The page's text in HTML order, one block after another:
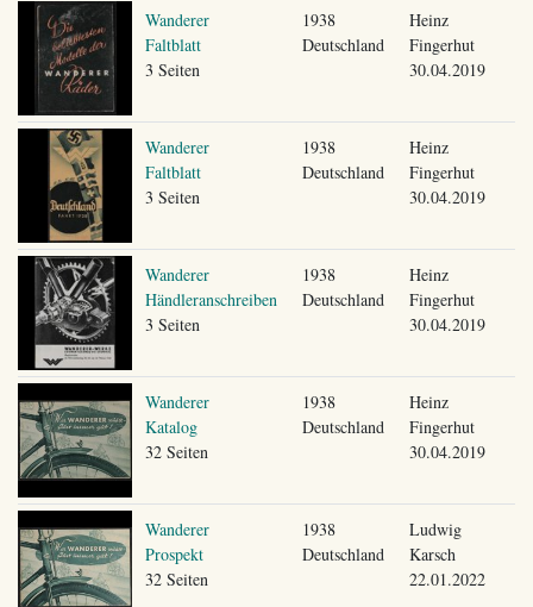
Wanderer
Faltblatt
3 Seiten
1938
Deutschland
Heinz
Fingerhut
30.04.2019
Wanderer
Faltblatt
3 Seiten
1938
Deutschland
Heinz
Fingerhut
30.04.2019
Wanderer
Händleranschreiben
3 Seiten
1938
Deutschland
Heinz
Fingerhut
30.04.2019
Wanderer
Katalog
32 Seiten
1938
Deutschland
Heinz
Fingerhut
30.04.2019
Wanderer
Prospekt
32 Seiten
1938
Deutschland
Ludwig
Karsch
22.01.2022